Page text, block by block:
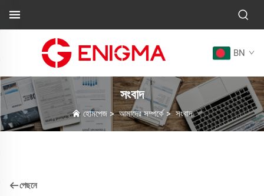
BN
সংবাদ
হোমপেজ >আমাদের সম্পর্কে>সংবাদ
পেছনে